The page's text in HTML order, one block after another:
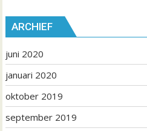
ARCHIEF
juni 2020
januari 2020
oktober 2019
september 2019